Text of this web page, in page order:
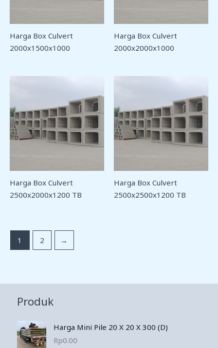
Harga Box Culvert
2000x1500x1000
Harga Box Culvert
2000x2000x1000
Harga Box Culvert
2500x2000x1200 TB
Harga Box Culvert
2500x2500x1200 TB
1 2 →
Produk
Harga Mini Pile 20 X 20 X 300 (D)
Rp0.00